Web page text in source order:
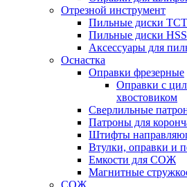
Отрезной инструмент
Пильные диски ТСТ
Пильные диски HSS
Аксессуары для
Оснастка
Оправки фрезерные
Оправки с
хвостовиком
Сверлильные
Патроны для
Штифты
Втулки, оправки и
Емкости для СОЖ
Магнитные
СОЖ